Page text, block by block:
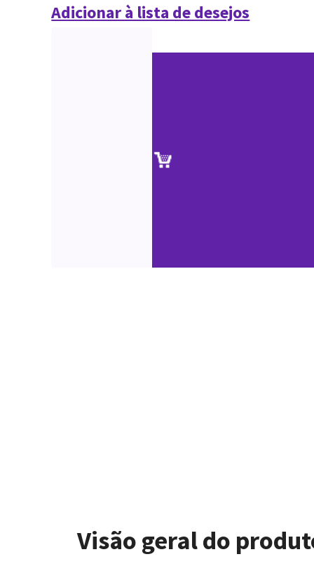
Adicionar à lista de desejos
Visão geral do